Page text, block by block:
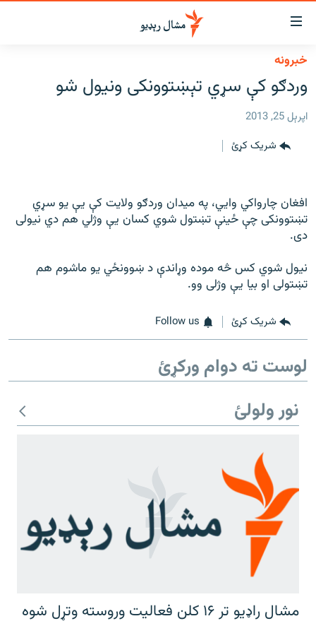
د
لاسرسي
ځای
عمومي
پاڼې
موضوع
کورپاڼې
ته
شئ
لټون
لنډ خبرونه
پښتونخوا او قبایل
بلوچستان
افغانستان
نړۍ
انځور او ویډیو
Gandhara
موږ وڅارئ
د ازادې اروپا راډیو ټولې ووبپاڼې
خبرونه
وردګو کې سړي تېښتوونکی ونیول شو
اپرېل 25, 2013
شریک کړئ
افغان چارواکي وايي، په ميدان وردګو ولايت کې يې يو سړي
تښتوونکی چې ځينې تښتول شوي کسان يې وژلي هم دي نيولی
دی.
نيول شوي کس څه موده وړاندې د ښوونځي يو ماشوم هم
تښتولی او بيا يې وژلی وو.
شریک کړئ Follow us
لوست ته دوام ورکړئ
نور ولولئ
مشال راډیو تر ۱۶ کلن فعالیت وروسته وتړل شوه